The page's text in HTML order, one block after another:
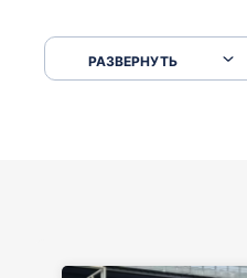
что заполнить, куда
приехал за авто. Меня
РАЗВЕРНУТЬ